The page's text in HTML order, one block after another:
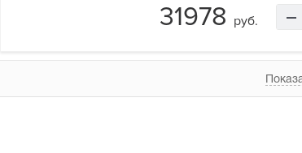
31978 руб.